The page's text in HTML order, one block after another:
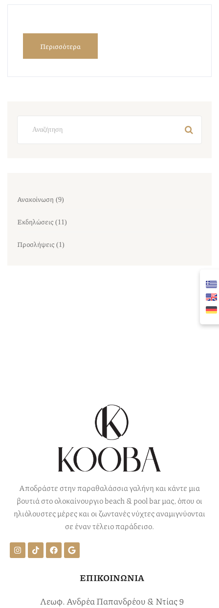
Περισσότερα
Ανακοίνωση (9)
Εκδηλώσεις (11)
Προσλήψεις (1)
Αποδράστε στην παραθαλάσσια γαλήνη και κάντε μια
βουτιά στο ολοκαίνουργιο beach & pool bar μας, όπου οι
ηλιόλουστες μέρες και οι ζωντανές νύχτες αναμιγνύονται
σε έναν τέλειο παράδεισο.
ΕΠΙΚΟΙΝΩΝΙΑ
Λεωφ. Ανδρέα Παπανδρέου & Ντίας 9